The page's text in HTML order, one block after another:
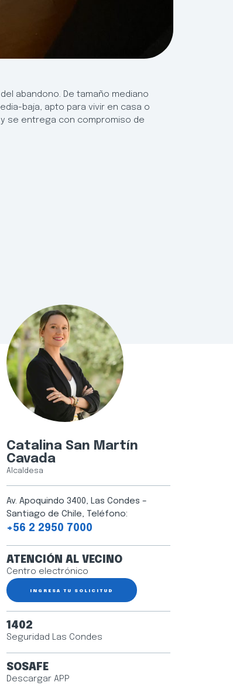
abandono. De tamaño mediano
baja, apto para vivir en casa o
se entrega con compromiso de
Catalina San Martín
Cavada
Alcaldesa
Av. Apoquindo 3400, Las Condes –
Santiago de Chile, Teléfono:
+56 2 2950 7000
ATENCIÓN AL VECINO
Centro electrónico
INGRESA TU SOLICITUD
1402
Seguridad Las Condes
SOSAFE
Descargar APP